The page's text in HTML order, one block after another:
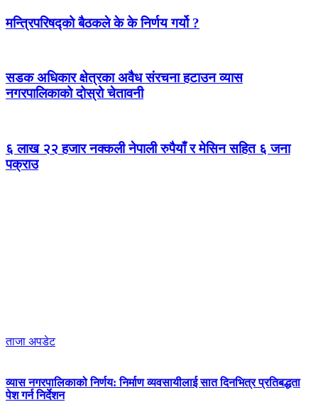
मन्त्रिपरिषद्को बैठकले के के निर्णय गर्यो ?
सडक अधिकार क्षेत्रका अवैध संरचना हटाउन व्यास
नगरपालिकाको दोस्रो चेतावनी
६ लाख २२ हजार नक्कली नेपाली रुपैयाँ र मेसिन सहित ६ जना
पक्राउ
ताजा अपडेट
व्यास नगरपालिकाको निर्णय: निर्माण व्यवसायीलाई सात दिनभित्र प्रतिबद्धता
पेश गर्न निर्देशन